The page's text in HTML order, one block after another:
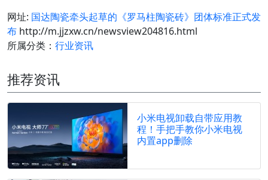
网址: 国达陶瓷牵头起草的《罗马柱陶瓷砖》团体标准正式发
布 http://m.jjzxw.cn/newsview204816.html
所属分类： 行业资讯
推荐资讯
小米电视卸载自带应用教
程！手把手教你小米电视
内置app删除